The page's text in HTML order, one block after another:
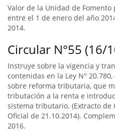
Valor de la Unidad de
entre el 1 de enero del año
2014.
Circular N°55 (16/
Instruye sobre la vigencia y
contenidas en la Ley N°
sobre reforma tributaria, que
tributación a la renta e
sistema tributario. (Extracto
Oficial de 21.10.2014).
2016.